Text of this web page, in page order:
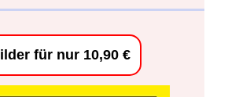
für nur 10,90 €